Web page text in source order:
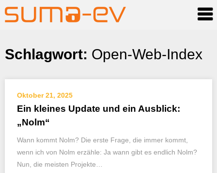
Skip
Schlagwort: Open-Web-Index
Oktober 21, 2025
Ein kleines Update und ein Ausblick:
„Nolm“
Wann kommt Nolm? Die erste Frage, die immer kommt,
wenn ich von Nolm erzähle: Ja wann gibt es endlich Nolm?
Nun, die meisten Projekte…